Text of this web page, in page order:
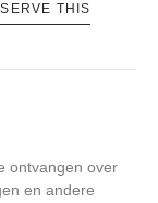
THIS
ontvangen over
en andere